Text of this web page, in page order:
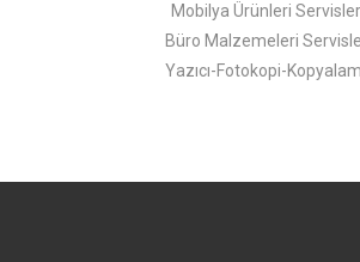
Mobilya Ürünleri
Büro Malzemeleri
Yazıcı-Fotokopi-